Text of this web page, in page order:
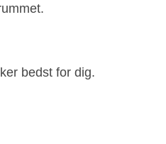
bedst for dig.